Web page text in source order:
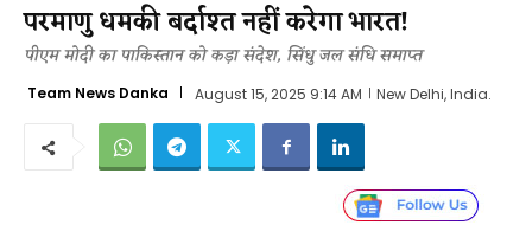
परमाणु धमकी बर्दाश्त नहीं करेगा भारत!
पीएम मोदी का पाकिस्तान को कड़ा संदेश, सिंधु जल संधि समाप्त
Team News Danka August 15, 2025 9:14 AM New Delhi, India.